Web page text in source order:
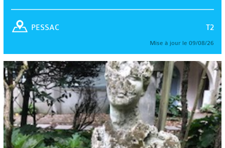
T2
PESSAC
Mise à jour le 09/08/26